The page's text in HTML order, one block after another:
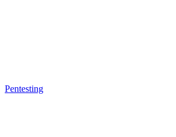
Pentesting